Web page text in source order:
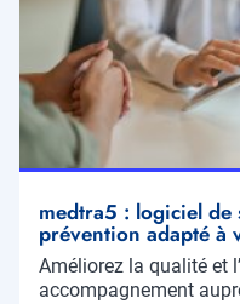
medtra5 : logiciel de
prévention adapté à
Résumé
Améliorez la qualité et
accompagnement